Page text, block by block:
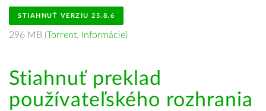
STIAHNUŤ VERZIU 25.8.6
296 MB (Torrent, Informácie)
Stiahnuť preklad
používateľského rozhrania